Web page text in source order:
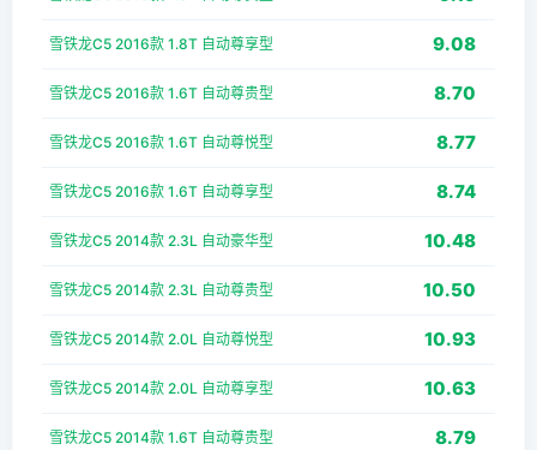
雪铁龙C5 2016款 1.8T 自动尊享型 9.08
雪铁龙C5 2016款 1.6T 自动尊贵型 8.70
雪铁龙C5 2016款 1.6T 自动尊悦型 8.77
雪铁龙C5 2016款 1.6T 自动尊享型 8.74
雪铁龙C5 2014款 2.3L 自动豪华型 10.48
雪铁龙C5 2014款 2.3L 自动尊贵型 10.50
雪铁龙C5 2014款 2.0L 自动尊悦型 10.93
雪铁龙C5 2014款 2.0L 自动尊享型 10.63
雪铁龙C5 2014款 1.6T 自动尊贵型 8.79